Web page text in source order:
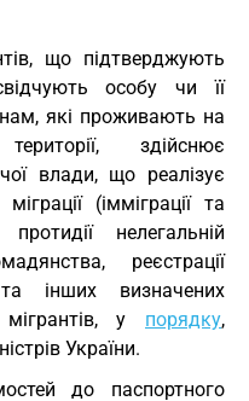
що підтверджують
особу чи її
які проживають на
здійснює
влади, що реалізує
(імміграції та
нелегальній
реєстрації
інших визначених
мігрантів, у порядку,
України.
до паспортного